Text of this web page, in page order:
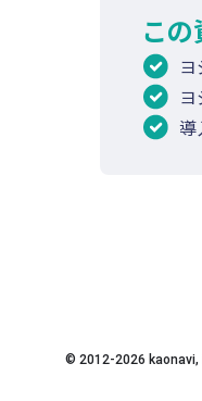
こ
ヨ
ヨ
導
© 2012-2026 kaonavi,